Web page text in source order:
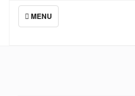
TOGGLE
NAVIGATION
MENU